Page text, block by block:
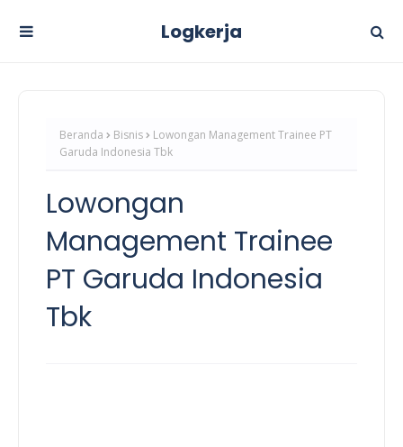
Logkerja
Beranda Bisnis
Lowongan Management Trainee PT
Garuda Indonesia Tbk
Lowongan
Management Trainee
PT Garuda Indonesia
Tbk